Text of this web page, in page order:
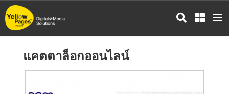
ข้าม
ไป
แคตตาล็อกออนไลน์